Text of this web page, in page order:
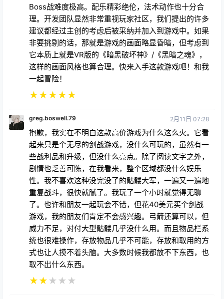
Boss战难度极高。配乐精彩绝伦，法术动作也十分合
理。开发团队显然非常重视玩家社区，我们提出的许多
建议都经过主创的考虑后被采纳并加入到游戏中。如果
非要挑剔的话，那就是游戏的画面略显昏暗，但考虑到
它本质上就是VR版的《暗黑破坏神》/《黑暗之魂》，
这样的画面风格也算合理。快来入手这款游戏吧！和我
一起冒险！
★★★★★
greg.boswell.79 2月11日 07:28
抱歉，我实在不明白这款高价游戏为什么这么火。它看
起来只是个无尽的剑战游戏，没什么可玩的，虽然有一
些战利品和升级，但没什么亮点。除了阅读文字之外，
剧情也乏善可陈，在我看来，整个区域都没什么娱乐
性。我不喜欢这种没完没了的骷髅大军，一遍又一遍地
重复战斗，很快就腻了。我玩了一个小时就觉得无聊
了。也许和朋友一起玩会不错，但花40美元买个剑战
游戏，我的朋友们肯定不会感兴趣。弓箭还算可以，但
威力不足，对付大型骷髅几乎没什么用。而且物品栏系
统也很难操作，存放物品几乎不可能，存放和取用的方
式也让人摸不着头脑。大多数时候我都放不下东西，也
取不出什么东西。
★★★ ★ ★